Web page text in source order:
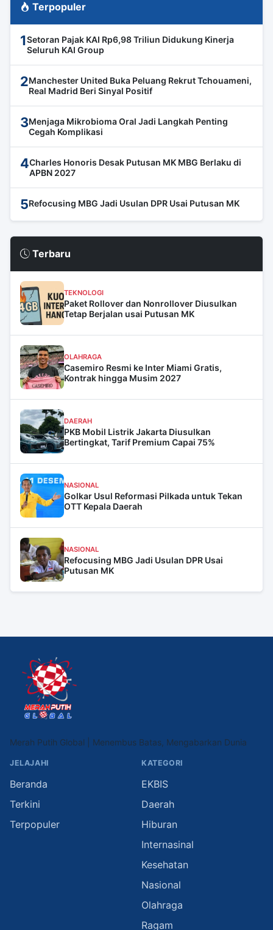
Terpopuler
1Setoran Pajak KAI Rp6,98 Triliun Didukung Kinerja
Seluruh KAI Group
2Manchester United Buka Peluang Rekrut Tchouameni,
Real Madrid Beri Sinyal Positif
3Menjaga Mikrobioma Oral Jadi Langkah Penting
Cegah Komplikasi
4Charles Honoris Desak Putusan MK MBG Berlaku di
APBN 2027
5Refocusing MBG Jadi Usulan DPR Usai Putusan MK
Terbaru
TEKNOLOGI
Paket Rollover dan Nonrollover Diusulkan
Tetap Berjalan usai Putusan MK
OLAHRAGA
Casemiro Resmi ke Inter Miami Gratis,
Kontrak hingga Musim 2027
DAERAH
PKB Mobil Listrik Jakarta Diusulkan
Bertingkat, Tarif Premium Capai 75%
NASIONAL
Golkar Usul Reformasi Pilkada untuk Tekan
OTT Kepala Daerah
NASIONAL
Refocusing MBG Jadi Usulan DPR Usai
Putusan MK
Merah Putih Global | Menembus Batas, Mengabarkan Dunia
JELAJAHI
Beranda
Terkini
Terpopuler
KATEGORI
EKBIS
Daerah
Hiburan
Internasinal
Kesehatan
Nasional
Olahraga
Ragam